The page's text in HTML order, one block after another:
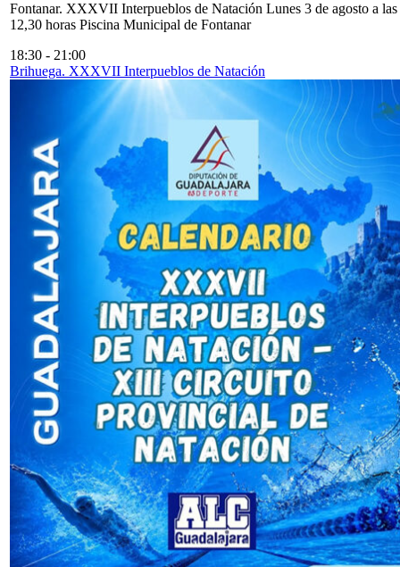
Fontanar. XXXVII Interpueblos de Natación Lunes 3 de agosto a las
12,30 horas Piscina Municipal de Fontanar
18:30 - 21:00
Brihuega. XXXVII Interpueblos de Natación